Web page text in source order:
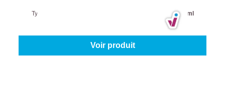
Type de produit: 3 x 250 ml
Voir produit